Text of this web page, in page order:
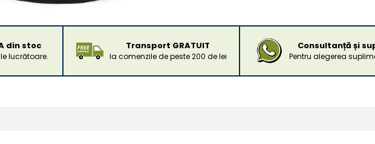
din stoc
lucrătoare.
Transport GRATUIT
la comenzile de peste 200 de lei
Consultanță și
Pentru alegerea